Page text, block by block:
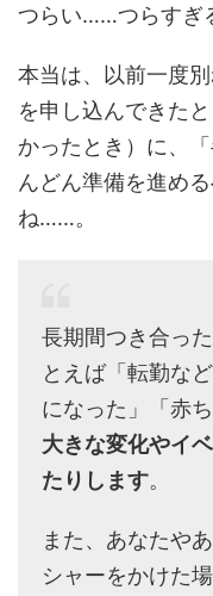
つらい……つらすぎ
本当は、以前一度
を申し込んできた
かったとき）に、
んどん準備を進め
ね……。
長期間つき合っ
とえば「転勤な
になった」「赤
大きな変化やイ
たりします。
また、あなたや
シャーをかけた